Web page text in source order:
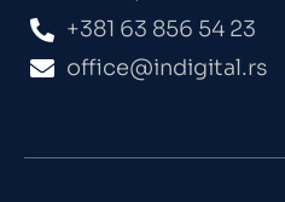
+381 63 856 54 23
office@indigital.rs